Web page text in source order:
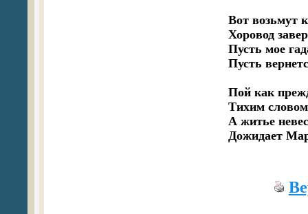
Вот возьмут
Хоровод
Пусть мое
Пусть
Пой как
Тихим
А житье
Дожидает